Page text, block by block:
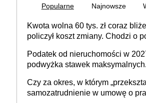
Popularne Najnowsze
Kwota wolna 60 tys. zł coraz
policzył koszt zmiany. Chodzi o
Podatek od nieruchomości w
podwyżka stawek maksymalnych.
budynków i lokali związanych z
prowadzeniem działalności
Czy za okres, w którym
samozatrudnienie w umowę o